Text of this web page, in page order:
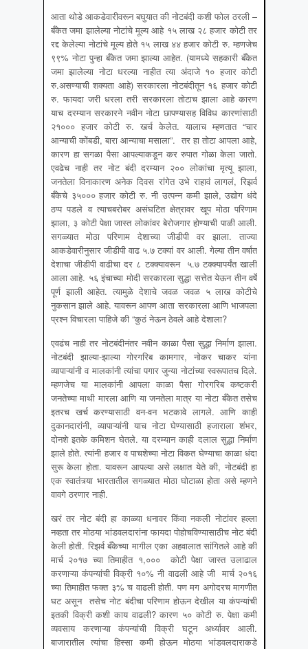
आता थोडे आकडेवारीवरून बघुयात की नोटबंदी कशी फोल ठरली –
बँकेत जमा झालेल्या नोटांचे मूल्य आहे १५ लाख २८ हजार कोटी तर
रद्द केलेल्या नोटांचे मूल्य होते १५ लाख ४४ हजार कोटी रु. म्हणजेच
९९% नोटा पुन्हा बँकेत जमा झाल्या आहेत. (यामध्ये सहकारी बँकेत
जमा झालेल्या नोटा धरल्या नाहीत त्या अंदाजे १० हजार कोटी
रु.असण्याची शक्यता आहे) सरकारला नोटबंदीतून १६ हजार कोटी
रु. फायदा जरी धरला तरी सरकारला तोटाच झाला आहे कारण
याच दरम्यान सरकारने नवीन नोटा छापण्यासह विविध कारणांसाठी
२१००० हजार कोटी रु. खर्च केलेत. यालाच म्हणतात “चार
आन्याची कोंबडी, बारा आन्याचा मसाला”. तर हा तोटा आपला आहे,
कारण हा सगळा पैसा आपल्याकडून कर रुपात गोळा केला जातो.
एवढेच नाही तर नोट बंदी दरम्यान २०० लोकांचा मृत्यू झाला,
जनतेला विनाकारण अनेक दिवस रांगेत उभे राहावं लागलं, रिझर्व
बँकेचे ३५००० हजार कोटी रु. नी उत्पन्न कमी झाले, उद्योग धंदे
ठप्प पडले व त्याचबरोबर असंघटित क्षेत्रावर खूप मोठा परिणाम
झाला, ३ कोटी पेक्षा जास्त लोकांवर बेरोजगार होण्याची पाळी आली.
सगळ्यात मोठा परिणाम देशाच्या जीडीपी वर झाला. ताज्या
आकडेवारीनुसार जीडीपी वाढ ५.७ टक्यां वर आली. गेल्या तीन वर्षात
देशाचा जीडीपी वाढीचा दर ८ टक्क्यावरून ५.७ टक्क्यापर्यंत खाली
आला आहे. ५६ इंचाच्या मोदी सरकारला सुद्धा सत्तेत येऊन तीन वर्षे
पूर्ण झाली आहेत. त्यामुळे देशाचे जवळ जवळ ५ लाख कोटीचे
नुकसान झाले आहे. यावरून आपण आता सरकारला आणि भाजपला
प्रश्न विचारला पाहिजे की “कुठं नेऊन ठेवले आहे देशाला?
एवढंच नाही तर नोटबंदीनंतर नवीन काळा पैसा सुद्धा निर्माण झाला.
नोटबंदी झाल्‍या-झाल्‍या गोरगरिब कामगार, नोकर चाकर यांना
व्‍यापाऱ्यांनी व मालकांनी त्‍यांचा पगार जुन्‍या नोटांच्‍या स्‍वरूपातच दिले.
म्‍हणजेच या मालकांनी आपला काळा पैसा गोरगरिब कष्‍टकरी
जनतेच्‍या माथी मारला आणि या जनतेला मात्र या नोटा बँकेत तसेच
इतरच खर्च करण्‍यासाठी वन-वन भटकावे लागले. आणि काही
दुकानदारांनी, व्‍यापाऱ्यांनी याच नोटा घेण्‍यासाठी हजाराला शंभर,
दोनशे इतके कमिशन घेतले. या दरम्‍यान काही दलाल सुद्धा निर्माण
झाले होते. त्‍यांनी हजार व पाचशेच्‍या नोटा विकत घेण्‍याचा काळा धंदा
सुरू केला होता. यावरून आपल्‍या असे लक्षात येते की, नोटबंदी हा
एक स्‍वातंत्र्या भारतातील सगळ्यात मोठा घोटाळा होता असे म्‍हणने
वावगे ठरणार नाही.
खरं तर नोट बंदी हा काळ्या धनावर किंवा नकली नोटांवर हल्ला
नव्हता तर मोठया भांडवलदारांना फायदा पोहोचविण्यासाठीच नोट बंदी
केली होती. रिझर्व बँकेच्या मागील एका अहवालात सांगितले आहे की
मार्च २०१७ च्या तिमाहीत १,००० कोटी पेक्षा जास्त उलाढाल
करणाऱ्या कंपन्यांची विक्री १०% नी वाढली आहे जी मार्च २०१६
च्या तिमाहीत फक्त ३% च वाढली होती. पण मग अगोदरच मागणीत
घट असून तसेच नोट बंदीचा परिणाम होऊन देखील या कंपन्यांची
इतकी विक्री कशी काय वाढली? कारण ५० कोटी रु. पेक्षा कमी
व्यवसाय करणाऱ्या कंपन्यांची विक्री घटून अर्ध्यावर आली.
बाजारातील त्यांचा हिस्सा कमी होऊन मोठया भांडवलदाराकडे